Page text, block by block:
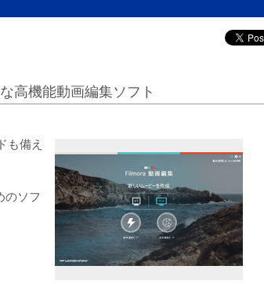
高機能動画編集ソフト
も備え
のソフ